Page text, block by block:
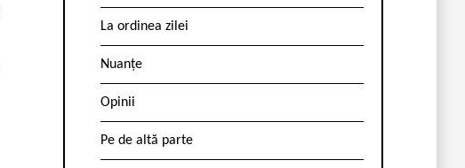
La ordinea zilei
Nuanțe
Opinii
Pe de altă parte